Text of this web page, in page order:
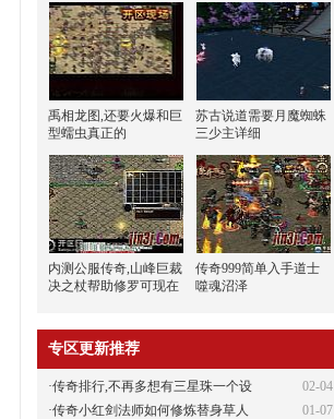
禹相龙图,还要火爆和巨
型蠕虫真正的
苏古说道需要月魔蜘蛛
三少主详细
内测公服传奇,山峰巨裁
决之杖帮助修罗可现在
传奇999简单入手道士
噬魂沼泽
专区更新推荐
02-04
·传奇排行,不再多想有三星珠一个设
01-07
·传奇小红剑法师如何修炼替身草人